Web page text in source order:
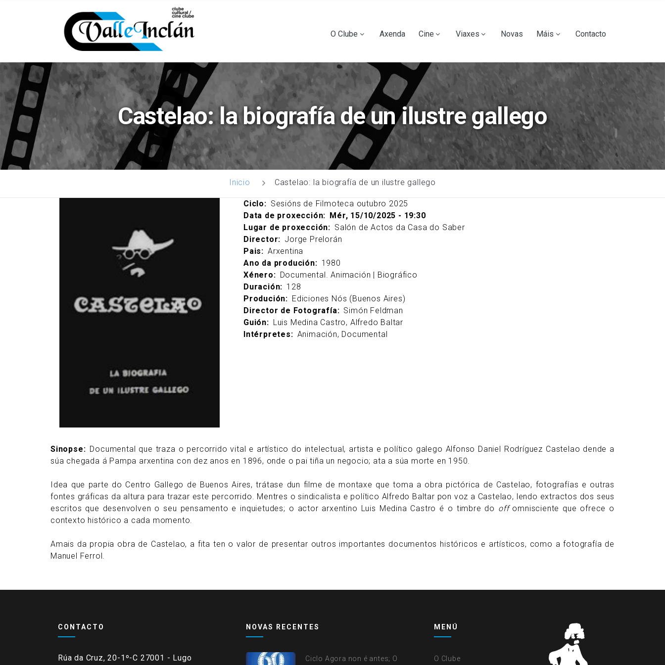
contido
navigation
O Clube Axenda Cine Viaxes Novas Máis Contacto
Castelao: la biografía de un ilustre gallego
Inicio Castelao: la biografía de un ilustre gallego
Ciclo
Sesións de Filmoteca outubro 2025
Data de proxección
Mér, 15/10/2025 - 19:30
Lugar de proxección
Salón de Actos da Casa do Saber
Director
Jorge Prelorán
Pais
Arxentina
Ano da produción
1980
Xénero
Documental. Animación | Biográfico
Duración
128
Produción
Ediciones Nós (Buenos Aires)
Director de Fotografía
Simón Feldman
Guión
Luis Medina Castro, Alfredo Baltar
Intérpretes
Animación, Documental
Sinopse
Documental que traza o percorrido vital e artístico do intelectual, artista e político galego Alfonso Daniel Rodríguez Castelao dende a
súa chegada á Pampa arxentina con dez anos en 1896, onde o pai tiña un negocio; ata a súa morte en 1950.
Idea que parte do Centro Gallego de Buenos Aires, trátase dun filme de montaxe que toma a obra pictórica de Castelao, fotografías e outras
fontes gráficas da altura para trazar este percorrido. Mentres o sindicalista e político Alfredo Baltar pon voz a Castelao, lendo extractos dos seus
escritos que desenvolven o seu pensamento e inquietudes; o actor arxentino Luis Medina Castro é o timbre do off omnisciente que ofrece o
contexto histórico a cada momento.
Amais da propia obra de Castelao, a fita ten o valor de presentar outros importantes documentos históricos e artísticos, como a fotografía de
Manuel Ferrol.
CONTACTO
Rúa da Cruz, 20-1º-C 27001 - Lugo
NOVAS RECENTES
Ciclo Agora non é antes; O
MENÚ
O Clube